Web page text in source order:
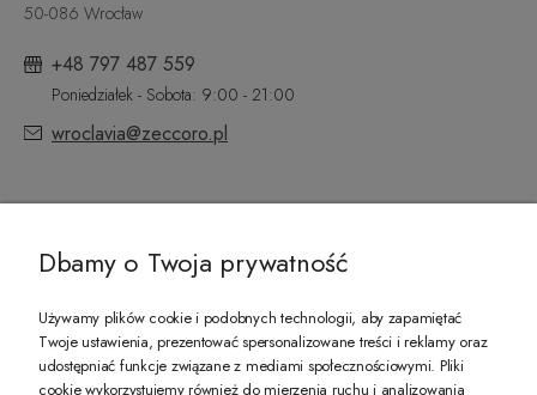
50-086 Wrocław
+48 797 487 559
Poniedziałek - Sobota: 9:00 - 21:00
wroclavia@zeccoro.pl
PREZENT DLA CIEBIE!
Dbamy o Twoja prywatność
Używamy plików cookie i podobnych technologii, aby zapamiętać
Twoje ustawienia, prezentować spersonalizowane treści i reklamy oraz
udostępniać funkcje związane z mediami społecznościowymi. Pliki
cookie wykorzystujemy również do mierzenia ruchu i analizowania